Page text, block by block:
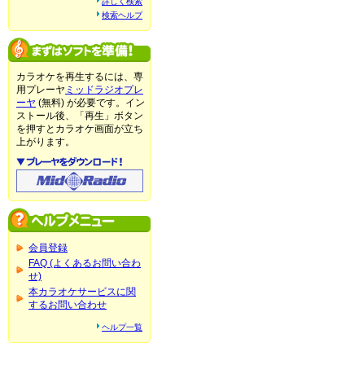
検索ヘルプ
カラオケを再生するには、専
用プレーヤ ミッドラジオプレ
ーヤ (無料) が必要です。イン
ストール後、「再生」ボタン
を押すとカラオケ画面が立ち
上がります。
会員登録
FAQ (よくあるお問い合わ
せ)
本カラオケサービスに関
するお問い合わせ
ヘルプ一覧